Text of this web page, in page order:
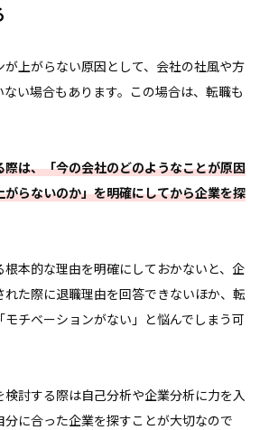
上がらない原因として、会社の社風や方
い場合もあります。この場合は、転職も
際は、「今の会社のどのようなことが原因
らないのか」を明確にしてから企業を探
根本的な理由を明確にしておかないと、企
た際に退職理由を回答できないほか、転
チベーションがない」と悩んでしまう可
討する際は自己分析や企業分析に力を入
に合った企業を探すことが大切なので